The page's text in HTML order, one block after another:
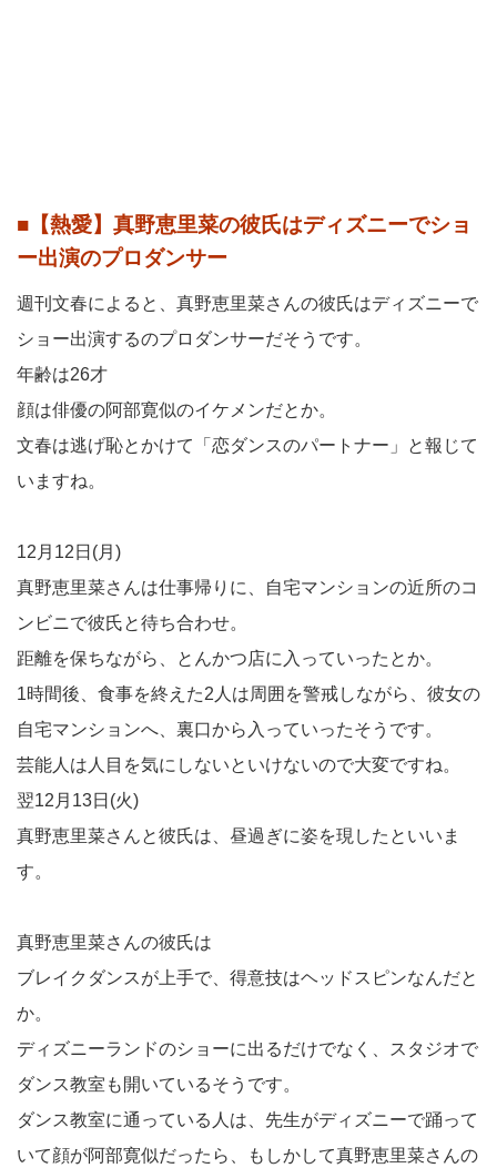
■【熱愛】真野恵里菜の彼氏はディズニーでショ
ー出演のプロダンサー
週刊文春によると、真野恵里菜さんの彼氏はディズニーで
ショー出演するのプロダンサーだそうです。
年齢は26才
顔は俳優の阿部寛似のイケメンだとか。
文春は逃げ恥とかけて「恋ダンスのパートナー」と報じて
いますね。
12月12日(月)
真野恵里菜さんは仕事帰りに、自宅マンションの近所のコ
ンビニで彼氏と待ち合わせ。
距離を保ちながら、とんかつ店に入っていったとか。
1時間後、食事を終えた2人は周囲を警戒しながら、彼女の
自宅マンションへ、裏口から入っていったそうです。
芸能人は人目を気にしないといけないので大変ですね。
翌12月13日(火)
真野恵里菜さんと彼氏は、昼過ぎに姿を現したといいま
す。
真野恵里菜さんの彼氏は
ブレイクダンスが上手で、得意技はヘッドスピンなんだと
か。
ディズニーランドのショーに出るだけでなく、スタジオで
ダンス教室も開いているそうです。
ダンス教室に通っている人は、先生がディズニーで踊って
いて顔が阿部寛似だったら、もしかして真野恵里菜さんの